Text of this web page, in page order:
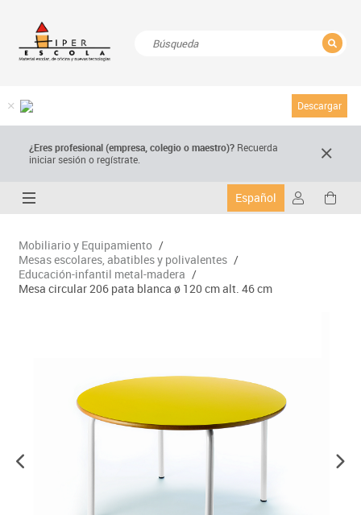
Descargar
¿Eres profesional (empresa, colegio o maestro)? Recuerda
iniciar sesión o regístrate.
Español
Mobiliario y Equipamiento /
Mesas escolares, abatibles y polivalentes /
Educación-infantil metal-madera /
Mesa circular 206 pata blanca ø 120 cm alt. 46 cm